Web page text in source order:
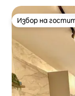
Избор на
Избор на